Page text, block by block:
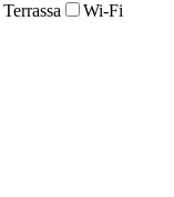
Terrassa
Wi-Fi